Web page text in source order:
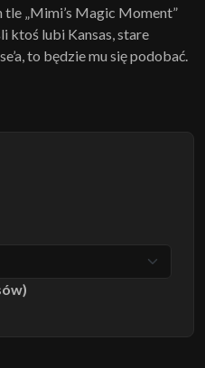
tle „Mimi’s Magic Moment”
ktoś lubi Kansas, stare
to będzie mu się podobać.